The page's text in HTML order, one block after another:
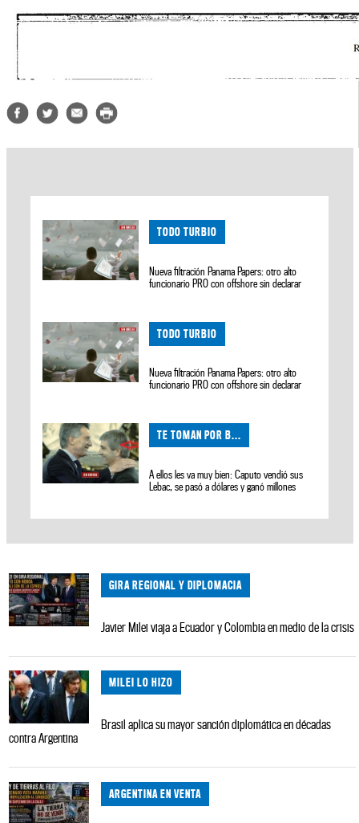
TODO TURBIO
Nueva filtración Panama Papers: otro alto
funcionario PRO con offshore sin declarar
TODO TURBIO
Nueva filtración Panama Papers: otro alto
funcionario PRO con offshore sin declarar
TE TOMAN POR B...
A ellos les va muy bien: Caputo vendió sus
Lebac, se pasó a dólares y ganó millones
GIRA REGIONAL Y DIPLOMACIA
Javier Milei viaja a Ecuador y Colombia en medio de la crisis
MILEI LO HIZO
Brasil aplica su mayor sanción diplomática en décadas
contra Argentina
ARGENTINA EN VENTA